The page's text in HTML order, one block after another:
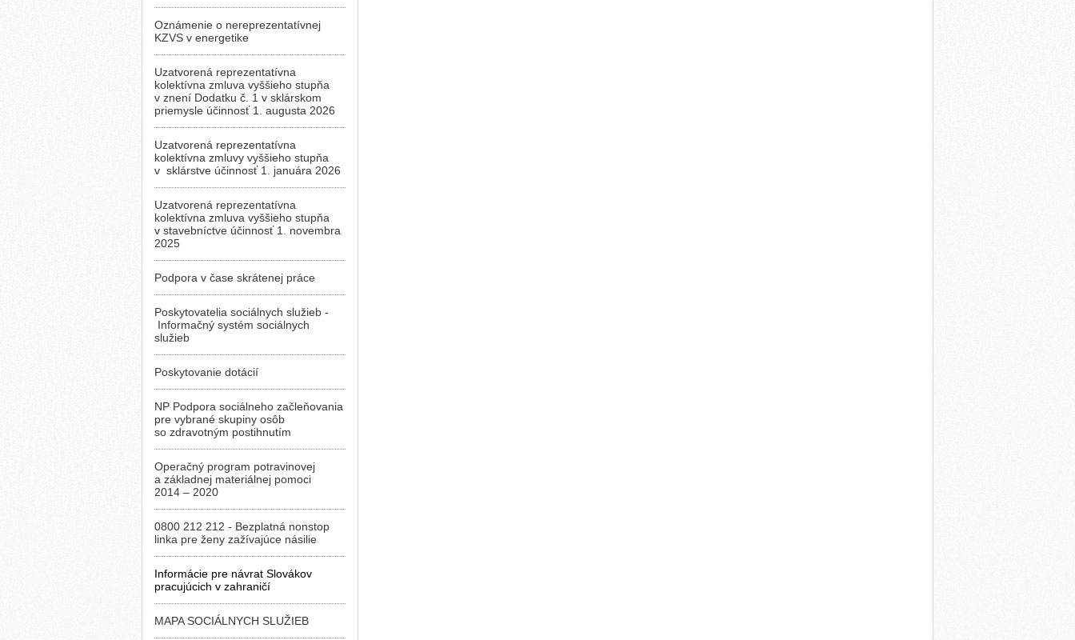
Oznámenie o nereprezentatívnej
KZVS v energetike
Uzatvorená reprezentatívna
kolektívna zmluva vyššieho stupňa
v znení Dodatku č. 1 v sklárskom
priemysle účinnosť 1. augusta 2026
Uzatvorená reprezentatívna
kolektívna zmluvy vyššieho stupňa
v sklárstve účinnosť 1. januára 2026
Uzatvorená reprezentatívna
kolektívna zmluva vyššieho stupňa
v stavebníctve účinnosť 1. novembra
2025
Podpora v čase skrátenej práce
Poskytovatelia sociálnych služieb -
Informačný systém sociálnych
služieb
Poskytovanie dotácií
NP Podpora sociálneho začleňovania
pre vybrané skupiny osôb
so zdravotným postihnutím
Operačný program potravinovej
a základnej materiálnej pomoci
2014 – 2020
0800 212 212 - Bezplatná nonstop
linka pre ženy zažívajúce násilie
Informácie pre návrat Slovákov
pracujúcich v zahraničí
MAPA SOCIÁLNYCH SLUŽIEB